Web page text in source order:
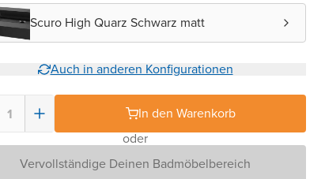
Scuro High Quarz Schwarz matt
Auch in anderen Konfigurationen
In den Warenkorb
oder
Vervollständige Deinen Badmöbelbereich